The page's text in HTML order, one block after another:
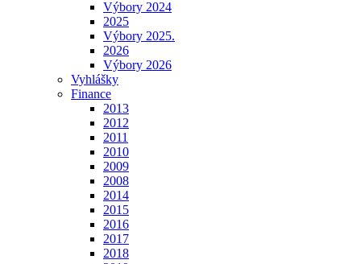
Výbory 2024
2025
Výbory 2025.
2026
Výbory 2026
Vyhlášky
Finance
2013
2012
2011
2010
2009
2008
2014
2015
2016
2017
2018